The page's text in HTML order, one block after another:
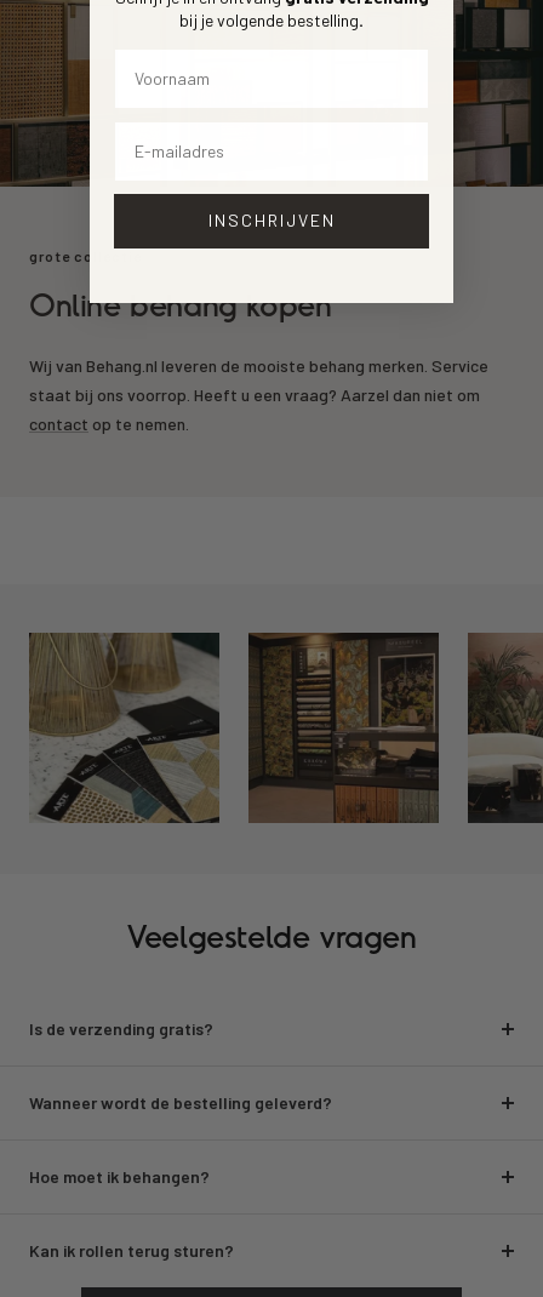
grote collectie
Online behang kopen
Wij van Behang.nl leveren de mooiste behang merken. Service
staat bij ons voorrop. Heeft u een vraag? Aarzel dan niet om
contact op te nemen.
Veelgestelde vragen
Is de verzending gratis?
Wanneer wordt de bestelling geleverd?
Hoe moet ik behangen?
Kan ik rollen terug sturen?
bij je volgende bestelling.
INSCHRIJVEN